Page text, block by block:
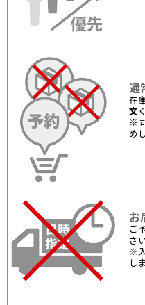
通
在
文
※
め
お
ご
さ
※
し